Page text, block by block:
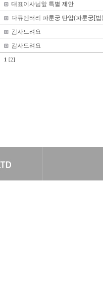
대표이사님앞 특별 제안
다큐멘터리 파룬궁 탄압(파룬궁[
감사드려요
감사드려요
1 [2]